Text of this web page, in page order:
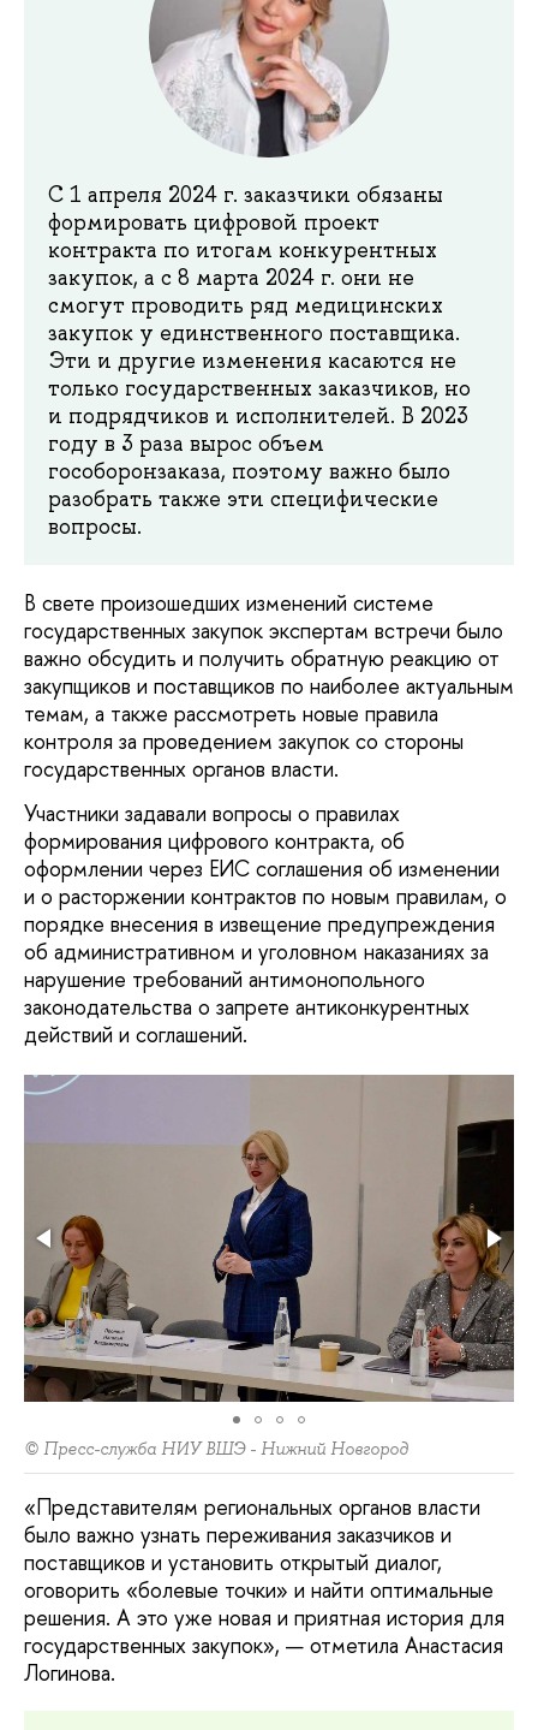
С 1 апреля 2024 г. заказчики обязаны
формировать цифровой проект
контракта по итогам конкурентных
закупок, а с 8 марта 2024 г. они не
смогут проводить ряд медицинских
закупок у единственного поставщика.
Эти и другие изменения касаются не
только государственных заказчиков, но
и подрядчиков и исполнителей. В 2023
году в 3 раза вырос объем
гособоронзаказа, поэтому важно было
разобрать также эти специфические
вопросы.
В свете произошедших изменений системе
государственных закупок экспертам встречи было
важно обсудить и получить обратную реакцию от
закупщиков и поставщиков по наиболее актуальным
темам, а также рассмотреть новые правила
контроля за проведением закупок со стороны
государственных органов власти.
Участники задавали вопросы о правилах
формирования цифрового контракта, об
оформлении через ЕИС соглашения об изменении
и о расторжении контрактов по новым правилам, о
порядке внесения в извещение предупреждения
об административном и уголовном наказаниях за
нарушение требований антимонопольного
законодательства о запрете антиконкурентных
действий и соглашений.
© Пресс-служба НИУ ВШЭ - Нижний Новгород
«Представителям региональных органов власти
было важно узнать переживания заказчиков и
поставщиков и установить открытый диалог,
оговорить «болевые точки» и найти оптимальные
решения. А это уже новая и приятная история для
государственных закупок», — отметила Анастасия
Логинова.